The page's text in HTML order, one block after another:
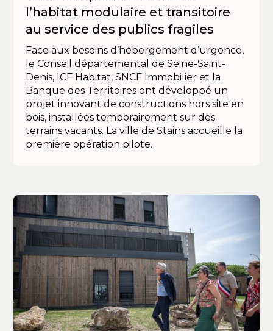
l’habitat modulaire et transitoire
au service des publics fragiles
Face aux besoins d’hébergement d’urgence,
le Conseil départemental de Seine-Saint-
Denis, ICF Habitat, SNCF Immobilier et la
Banque des Territoires ont développé un
projet innovant de constructions hors site en
bois, installées temporairement sur des
terrains vacants. La ville de Stains accueille la
première opération pilote.